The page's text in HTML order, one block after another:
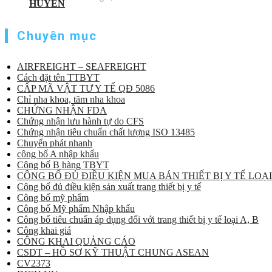
Chuyên mục
AIRFREIGHT – SEAFREIGHT
Cách đặt tên TTBYT
CẤP MÃ VẬT TƯ Y TẾ QĐ 5086
Chỉ nha khoa, tăm nha khoa
CHỨNG NHẬN FDA
Chứng nhận lưu hành tự do CFS
Chứng nhận tiêu chuẩn chất lượng ISO 13485
Chuyển phát nhanh
công bố A nhập khẩu
Công bố B hàng TBYT
CÔNG BỐ ĐỦ ĐIỀU KIỆN MUA BÁN THIẾT BỊ Y TẾ
Công bố đủ điều kiện sản xuất trang thiết bị y tế
Công bố mỹ phẩm
Công bố Mỹ phẩm Nhập khẩu
Công bố tiêu chuẩn áp dụng đối với trang thiết bị y tế loại A, B
Công khai giá
CÔNG KHAI QUẢNG CÁO
CSDT – HỒ SƠ KỸ THUẬT CHUNG ASEAN
CV2373